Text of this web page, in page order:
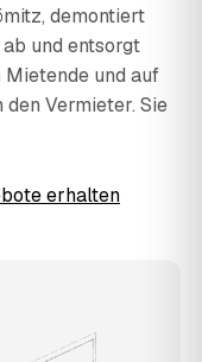
demontiert
und entsorgt
und auf
Vermieter. Sie
erhalten